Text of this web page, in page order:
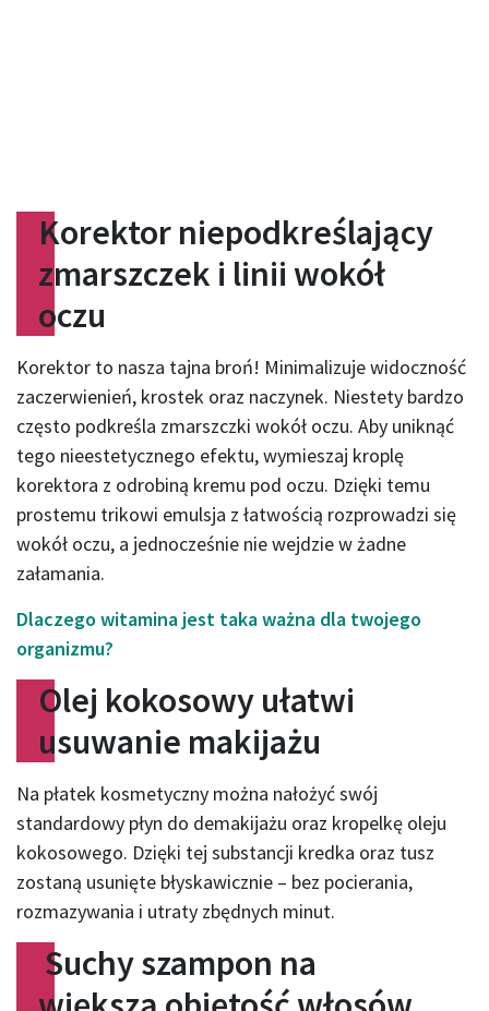
Korektor niepodkreślający
zmarszczek i linii wokół
oczu
Korektor to nasza tajna broń! Minimalizuje widoczność
zaczerwienień, krostek oraz naczynek. Niestety bardzo
często podkreśla zmarszczki wokół oczu. Aby uniknąć
tego nieestetycznego efektu, wymieszaj kroplę
korektora z odrobiną kremu pod oczu. Dzięki temu
prostemu trikowi emulsja z łatwością rozprowadzi się
wokół oczu, a jednocześnie nie wejdzie w żadne
załamania.
Dlaczego witamina jest taka ważna dla twojego
organizmu?
Olej kokosowy ułatwi
usuwanie makijażu
Na płatek kosmetyczny można nałożyć swój
standardowy płyn do demakijażu oraz kropelkę oleju
kokosowego. Dzięki tej substancji kredka oraz tusz
zostaną usunięte błyskawicznie – bez pocierania,
rozmazywania i utraty zbędnych minut.
Suchy szampon na